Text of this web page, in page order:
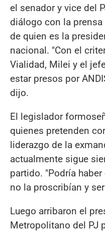
el senador y vice del
diálogo con la
de quien es la
nacional. "Con el
Vialidad, Milei y el
estar presos por
dijo.
El legislador
quienes pretenden
liderazgo de la
actualmente sigue
partido. "Podría
no la proscribían y
Luego arribaron el
Metropolitano del PJ